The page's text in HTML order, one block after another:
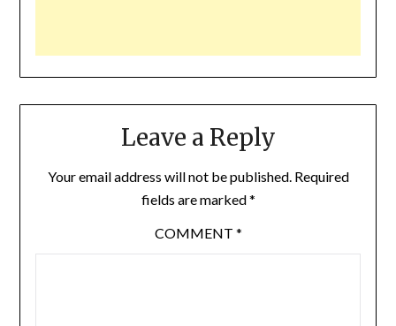
Leave a Reply
Your email address will not be published. Required
fields are marked*
COMMENT *